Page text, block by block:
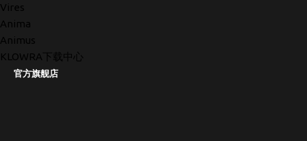
Vires
Anima
Animus
KLOWRA下载中心
官方旗舰店